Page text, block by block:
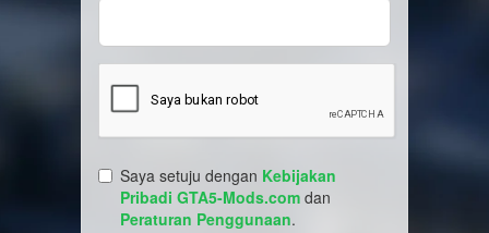
Saya setuju dengan Kebijakan
Pribadi GTA5-Mods.com dan
Peraturan Penggunaan.